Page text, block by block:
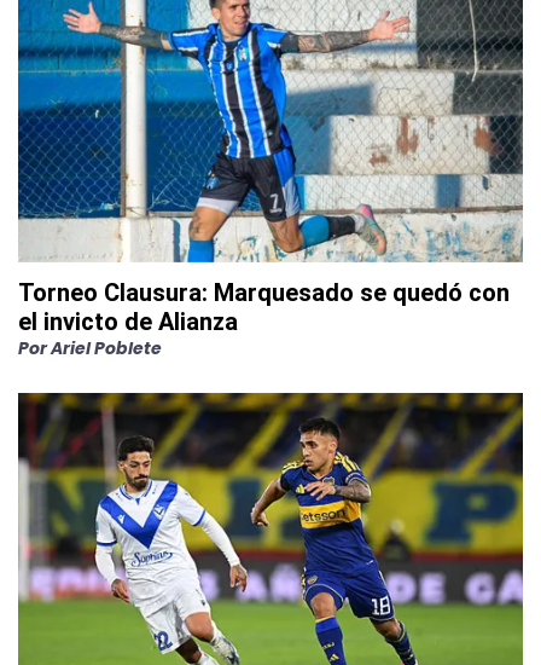
Torneo Clausura: Marquesado se quedó con
el invicto de Alianza
PorAriel Poblete